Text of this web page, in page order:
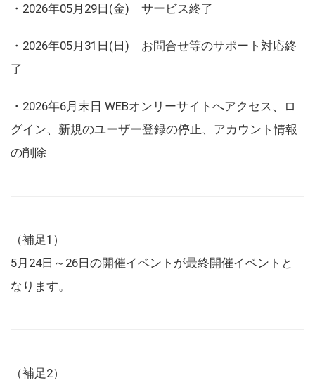
・2026年05月29日(金) サービス終了
・2026年05月31日(日) お問合せ等のサポート対応終
了
・2026年6月末日 WEBオンリーサイトへアクセス、ロ
グイン、新規のユーザー登録の停止、アカウント情報
の削除
（補足1）
5月24日～26日の開催イベントが最終開催イベントと
なります。
（補足2）